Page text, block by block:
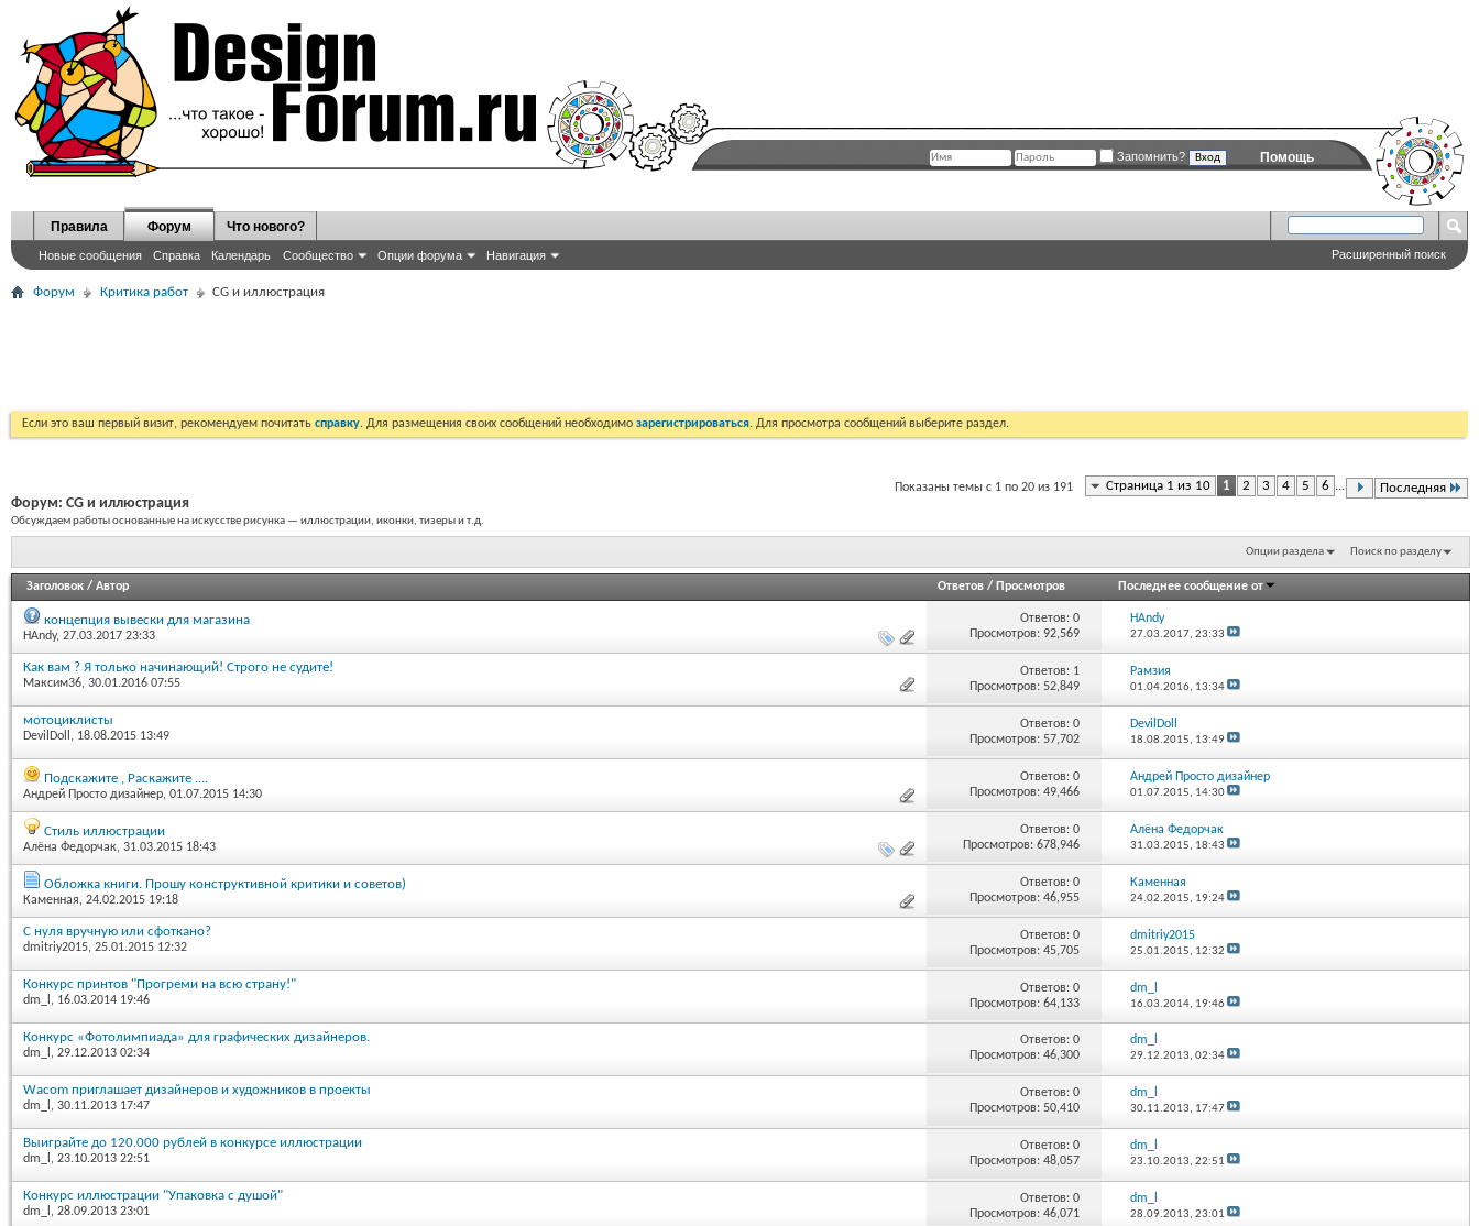
Помощь
Запомнить?
Правила Форум
Новые сообщения Справка Календарь Сообщество Опции форума Навигация
Что нового?
Расширенный поиск
Форум Критика работ CG и иллюстрация
Если это ваш первый визит, рекомендуем почитать справку. Для размещения своих сообщений необходимо зарегистрироваться. Для просмотра сообщений выберите раздел.
Страница 1 из 10 1 2 3 4 5 6 ... Последняя
Показаны темы с 1 по 20 из 191
Форум: CG и иллюстрация
Обсуждаем работы основанные на искусстве рисунка — иллюстрации, иконки, тизеры и т.д.
Опции раздела Поиск по разделу
Заголовок / Автор Ответов / Просмотров Последнее сообщение от
концепция вывески для магазина
HAndy, 27.03.2017 23:33
Ответов: 0
Просмотров: 92,569
HAndy
27.03.2017,23:33
Как вам ? Я только начинающий! Строго не судите!
Максим36, 30.01.2016 07:55
Ответов: 1
Просмотров: 52,849
Рамзия
01.04.2016, 13:34
мотоциклисты
DevilDoll , 18.08.2015 13:49
Ответов: 0
Просмотров: 57,702
DevilDoll
18.08.2015, 13:49
Подскажите , Раскажите ....
Андрей Просто дизайнер, 01.07.2015 14:30
Ответов: 0
Просмотров: 49,466
Андрей Просто дизайнер
01.07.2015, 14:30
Стиль иллюстрации
Алёна Федорчак, 31.03.2015 18:43
Ответов: 0
Просмотров: 678,946
Алёна Федорчак
31.03.2015, 18:43
Обложка книги. Прошу конструктивной критики и советов)
Каменная, 24.02.2015 19:18
Ответов: 0
Просмотров: 46,955
Каменная
24.02.2015, 19:24
С нуля вручную или сфоткано?
dmitriy2015, 25.01.2015 12:32
Ответов: 0
Просмотров: 45,705
dmitriy2015
25.01.2015, 12:32
Конкурс принтов "Прогреми на всю страну!"
dm_l , 16.03.2014 19:46
Ответов: 0
Просмотров: 64,133
dm_l
16.03.2014, 19:46
Конкурс «Фотолимпиада» для графических дизайнеров.
dm_l , 29.12.2013 02:34
Ответов: 0
Просмотров: 46,300
dm_l
29.12.2013,02:34
Wacom приглашает дизайнеров и художников в проекты
dm_l , 30.11.2013 17:47
Ответов: 0
Просмотров: 50,410
dm_l
30.11.2013, 17:47
Выиграйте до 120.000 рублей в конкурсе иллюстрации
dm_l , 23.10.2013 22:51
Ответов: 0
Просмотров: 48,057
dm_l
23.10.2013,22:51
Конкурс иллюстрации "Упаковка с душой"
dm_l , 28.09.2013 23:01
Ответов: 0
Просмотров: 46,071
dm_l
28.09.2013,23:01